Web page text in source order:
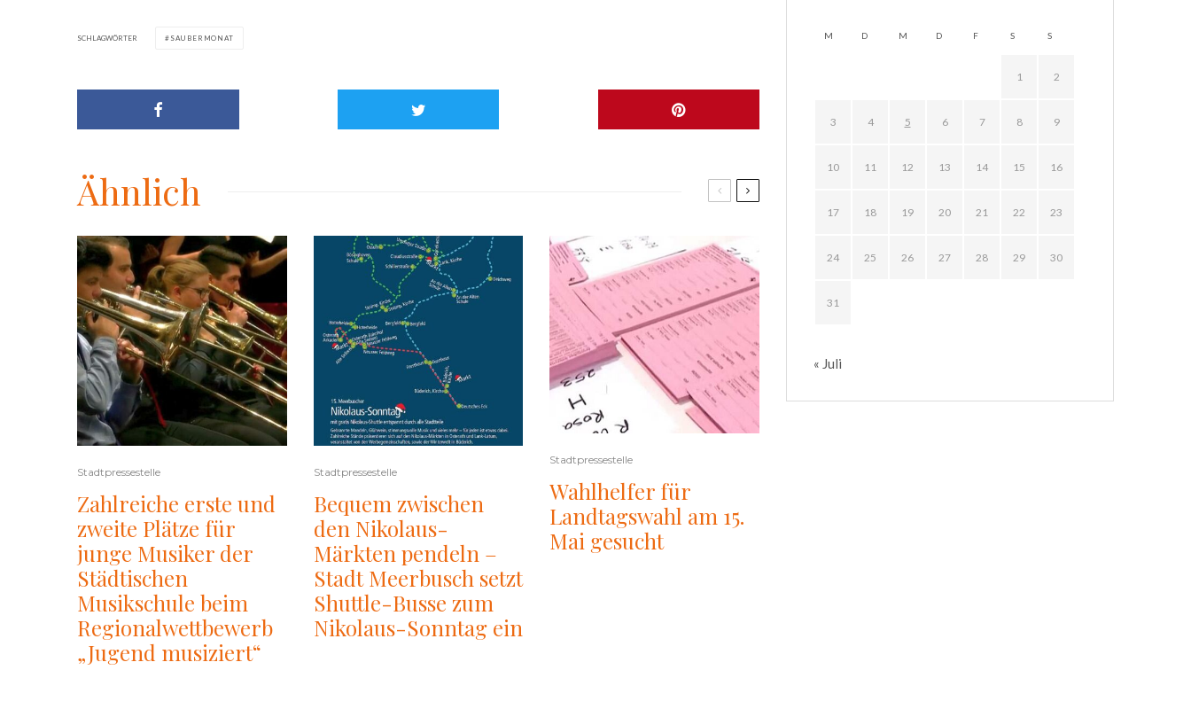
SCHLAGWÖRTER SAUBERMONAT
Ähnlich
Stadtpressestelle
Zahlreiche erste und
zweite Plätze für
junge Musiker der
Städtischen
Musikschule beim
Regionalwettbewerb
„Jugend musiziert“
Stadtpressestelle
Bequem zwischen
den Nikolaus-
Märkten pendeln –
Stadt Meerbusch setzt
Shuttle-Busse zum
Nikolaus-Sonntag ein
Stadtpressestelle
Wahlhelfer für
Landtagswahl am 15.
Mai gesucht
M D M D F S S
1 2
3 4 5 6 7 8 9
10 11 12 13 14 15 16
17 18 19 20 21 22 23
24 25 26 27 28 29 30
31
« Juli